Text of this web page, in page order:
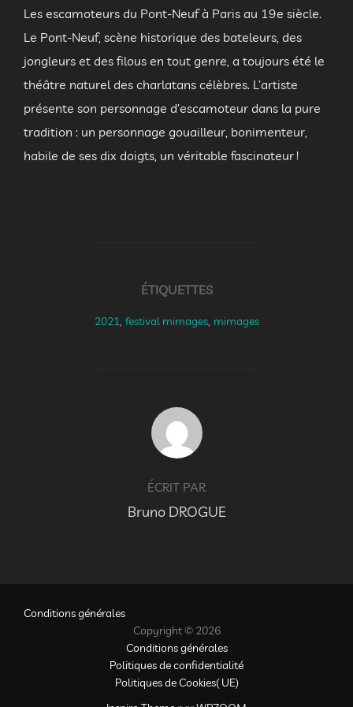
Les escamoteurs du Pont-Neuf à Paris au 19e siècle.
Le Pont-Neuf, scène historique des bateleurs, des
jongleurs et des filous en tout genre, a toujours été le
théâtre naturel des charlatans célèbres. L’artiste
présente son personnage d’escamoteur dans la pure
tradition : un personnage gouailleur, bonimenteur,
habile de ses dix doigts, un véritable fascinateur !
ÉTIQUETTES
2021, festival mimages, mimages
AUTEUR DE LA PUBLICATION
ÉCRIT PAR
Bruno DROGUE
Conditions générales
Copyright © 2026
Conditions générales
Politiques de confidentialité
Politiques de Cookies( UE)